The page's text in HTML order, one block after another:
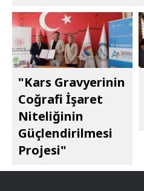
"Kars Gravyerinin
Coğrafi İşaret
Niteliğinin
Güçlendirilmesi
Projesi"